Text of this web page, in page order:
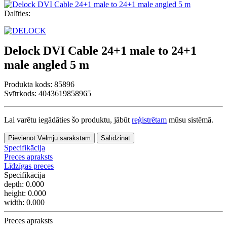
Dalīties:
Delock DVI Cable 24+1 male to 24+1
male angled 5 m
Produkta kods: 85896
Svītrkods: 4043619858965
Lai varētu iegādāties šo produktu, jābūt reģistrētam mūsu sistēmā.
Pievienot Vēlmju sarakstam Salīdzināt
Specifikācija
Preces apraksts
Līdzīgas preces
Specifikācija
depth: 0.000
height: 0.000
width: 0.000
Preces apraksts